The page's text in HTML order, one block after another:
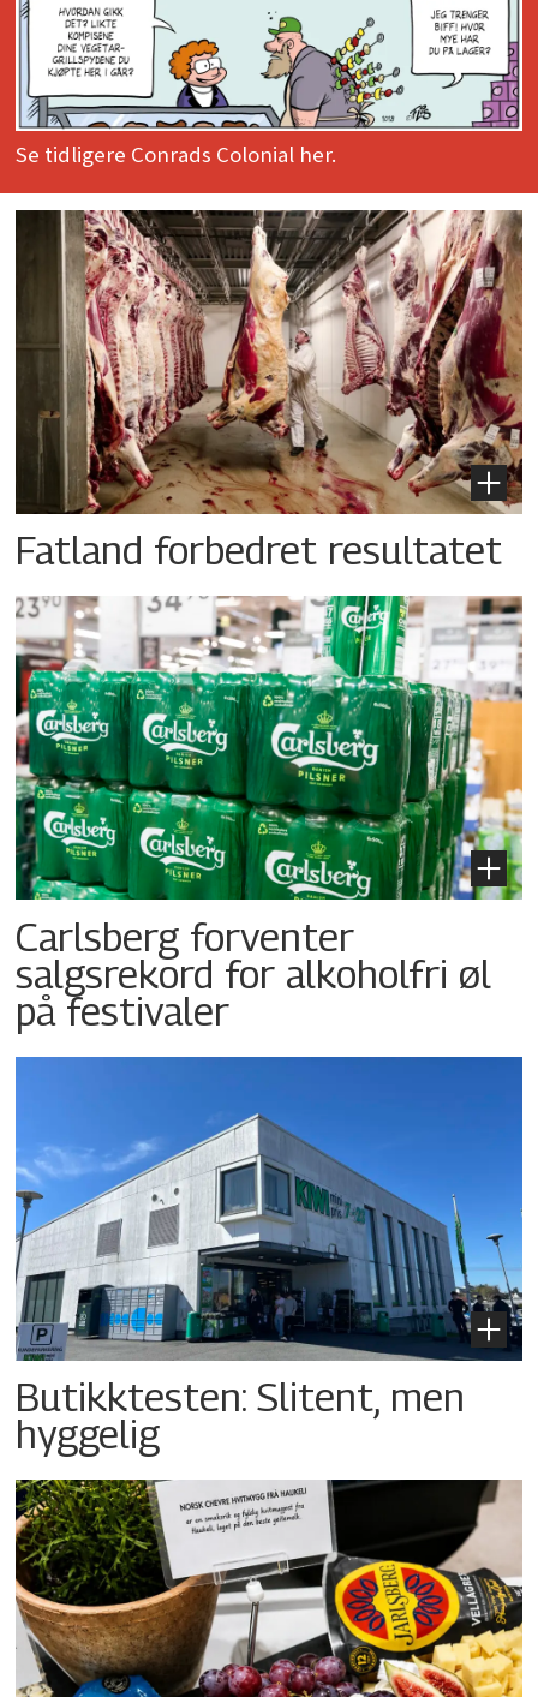
Se tidligere Conrads Colonial her.
Fatland forbedret resultatet
Carlsberg forventer
salgsrekord for alkoholfri øl
på festivaler
Butikktesten: Slitent, men
hyggelig